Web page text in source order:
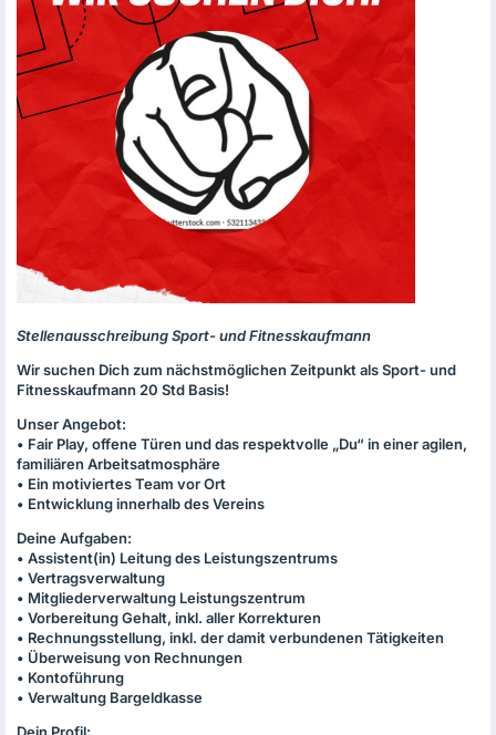
Stellenausschreibung Sport- und Fitnesskaufmann
Wir suchen Dich zum nächstmöglichen Zeitpunkt als Sport- und
Fitnesskaufmann 20 Std Basis!
Unser Angebot:
• Fair Play, offene Türen und das respektvolle „Du“ in einer agilen,
familiären Arbeitsatmosphäre
• Ein motiviertes Team vor Ort
• Entwicklung innerhalb des Vereins
Deine Aufgaben:
• Assistent(in) Leitung des Leistungszentrums
• Vertragsverwaltung
• Mitgliederverwaltung Leistungszentrum
• Vorbereitung Gehalt, inkl. aller Korrekturen
• Rechnungsstellung, inkl. der damit verbundenen Tätigkeiten
• Überweisung von Rechnungen
• Kontoführung
• Verwaltung Bargeldkasse